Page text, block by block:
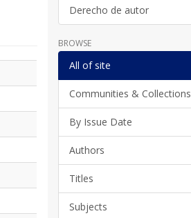
Derecho de autor
BROWSE
All of site
Communities & Collections
By Issue Date
Authors
Titles
Subjects